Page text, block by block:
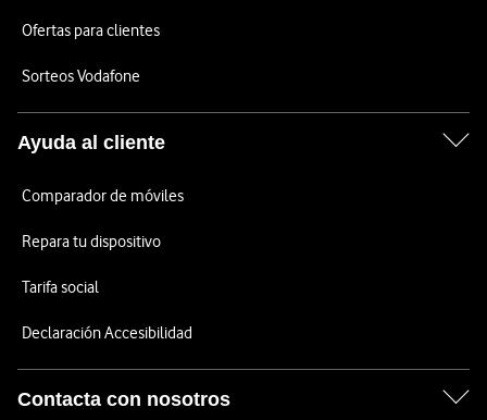
Ofertas para clientes
Sorteos Vodafone
Ayuda al cliente
Comparador de móviles
Repara tu dispositivo
Tarifa social
Declaración Accesibilidad
Contacta con nosotros